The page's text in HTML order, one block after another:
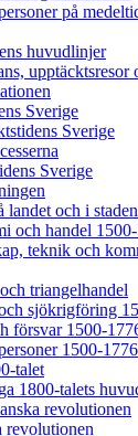
på
huvudlinjer
Sverige
Sverige
Sverige
landet och i
och handel
teknik och
triangelhandel
sjökrigföring
försvar 1500-
1500-1776
talet
1800-talets
revolutionen
revolutionen